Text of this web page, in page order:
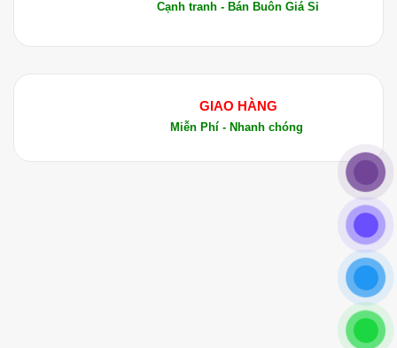
Cạnh tranh - Bán Buôn Giá Sỉ
GIAO HÀNG
Miễn Phí - Nhanh chóng